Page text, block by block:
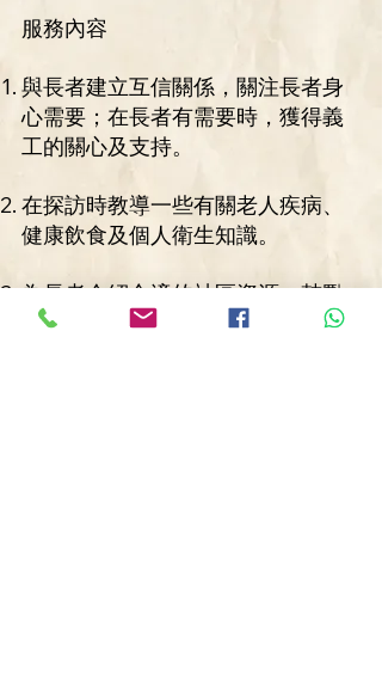
服務內容
與長者建立互信關係，關注長者身
心需要；在長者有需要時，獲得義
工的關心及支持。
在探訪時教導一些有關老人疾病、
健康飲食及個人衛生知識。
為長者介紹合適的社區資源，鼓勵
長者多參與社區活動和服務：如長